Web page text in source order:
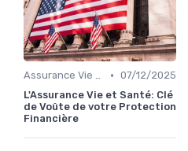
Assurance Vie et Santé • 07/12/2025
L'Assurance Vie et Santé: Clé
de Voûte de votre Protection
Financière